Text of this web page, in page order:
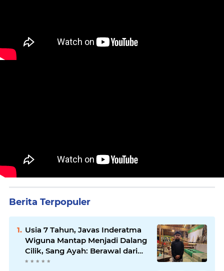
Berita Terpopuler
Usia 7 Tahun, Javas Inderatma
Wiguna Mantap Menjadi Dalang
Cilik, Sang Ayah: Berawal dari
Menonton Wayang di YouTube